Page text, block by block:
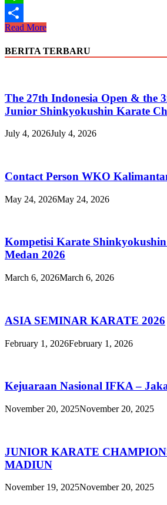
Line
Share
Suara
Maret
2024
Read More
BERITA TERBARU
The 27th Indonesia Open & the
Junior Shinkyokushin Karate
July 4, 2026July 4, 2026
Contact Person WKO
May 24, 2026May 24, 2026
Kompetisi Karate
Medan 2026
March 6, 2026March 6, 2026
ASIA SEMINAR KARATE 2026
February 1, 2026February 1, 2026
Kejuaraan Nasional IFKA –
November 20, 2025November 20, 2025
JUNIOR KARATE
MADIUN
November 19, 2025November 20, 2025